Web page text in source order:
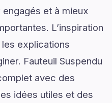
et à mieux
L’inspiration
explications
Fauteuil Suspendu
avec des
idées utiles et des